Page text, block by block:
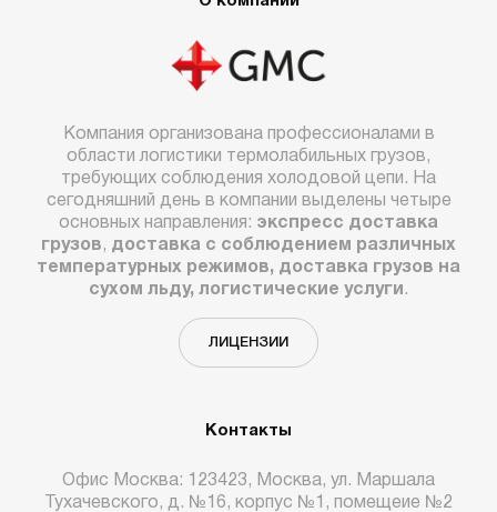
Компания организована профессионалами в
области логистики термолабильных грузов,
требующих соблюдения холодовой цепи. На
сегодняшний день в компании выделены четыре
основных направления: экспресс доставка
грузов, доставка с соблюдением различных
температурных режимов, доставка грузов на
сухом льду, логистические услуги .
ЛИЦЕНЗИИ
Контакты
Офис Москва: 123423, Москва, ул. Маршала
Тухачевского, д. №16, корпус №1, помещеие №2